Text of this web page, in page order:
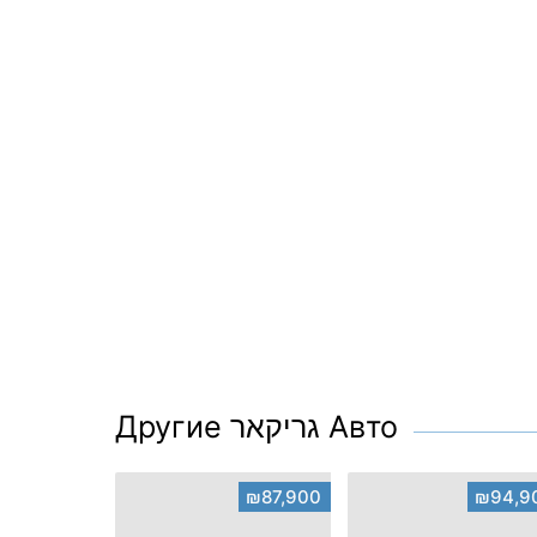
Другие גריקאר Авто
₪87,900